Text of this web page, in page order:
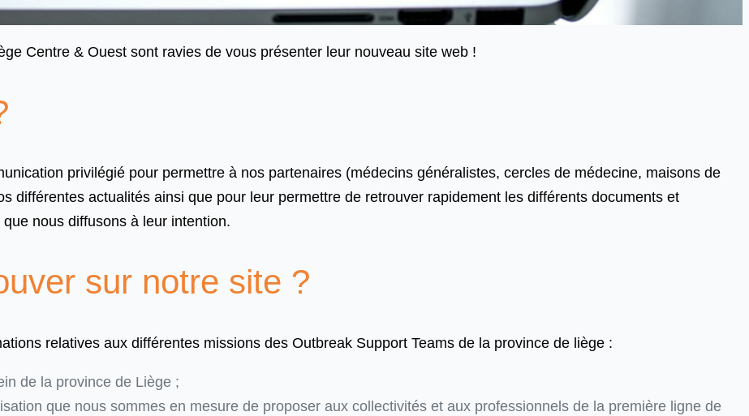
Centre & Ouest sont ravies de vous présenter leur nouveau site web !
privilégié pour permettre à nos partenaires (médecins généralistes, cercles de médecine, maisons de
différentes actualités ainsi que pour leur permettre de retrouver rapidement les différents documents et
nous diffusons à leur intention.
sur notre site ?
relatives aux différentes missions des Outbreak Support Teams de la province de liège :
de la province de Liège ;
que nous sommes en mesure de proposer aux collectivités et aux professionnels de la première ligne de